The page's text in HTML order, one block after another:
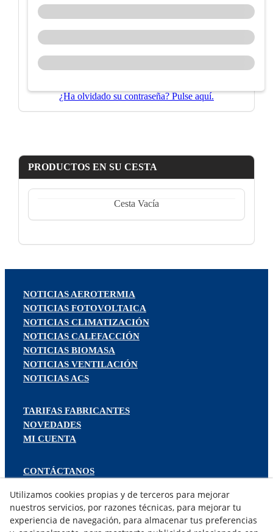
¿Ha olvidado su contraseña? Pulse aquí.
PRODUCTOS EN SU CESTA
Cesta Vacía
NOTICIAS AEROTERMIA
NOTICIAS FOTOVOLTAICA
NOTICIAS CLIMATIZACIÓN
NOTICIAS CALEFACCIÓN
NOTICIAS BIOMASA
NOTICIAS VENTILACIÓN
NOTICIAS ACS
TARIFAS FABRICANTES
NOVEDADES
MI CUENTA
CONTÁCTANOS
TRABAJA CON NOSOTROS
Utilizamos cookies propias y de terceros para mejorar
nuestros servicios, por razones técnicas, para mejorar tu
experiencia de navegación, para almacenar tus preferencias